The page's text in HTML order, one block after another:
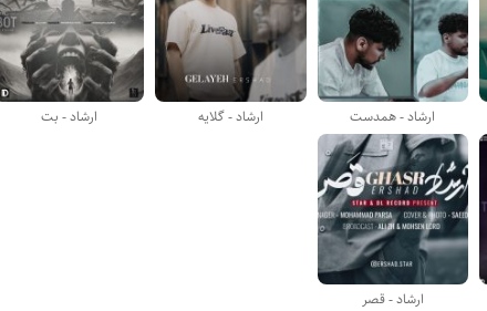
ارشاد - همدست ارشاد - گلایه ارشاد - بت
ارشاد - قصر